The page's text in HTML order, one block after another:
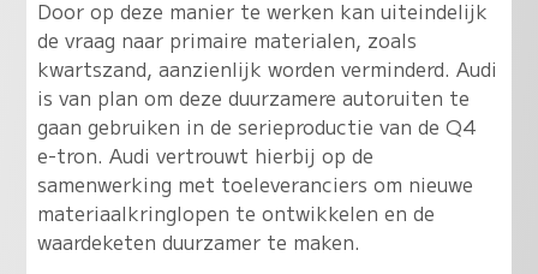
Door op deze manier te werken kan uiteindelijk
de vraag naar primaire materialen, zoals
kwartszand, aanzienlijk worden verminderd. Audi
is van plan om deze duurzamere autoruiten te
gaan gebruiken in de serieproductie van de Q4
e-tron. Audi vertrouwt hierbij op de
samenwerking met toeleveranciers om nieuwe
materiaalkringlopen te ontwikkelen en de
waardeketen duurzamer te maken.